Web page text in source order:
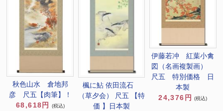
秋色山水 倉地邦
彦 尺五【肉筆】！
68,618円
(税込)
楓に鮎 依田流石
（草夕会） 尺五 【特
価 】日本製
伊藤若冲 紅葉小禽
図（名画複製画）
尺五 特別価格 日
本製
24,376円 (税込)